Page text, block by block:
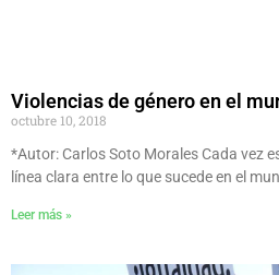
Violencias de género en el
octubre 10, 2018
*Autor: Carlos Soto Morales Cada vez
línea clara entre lo que sucede en el
Leer más »